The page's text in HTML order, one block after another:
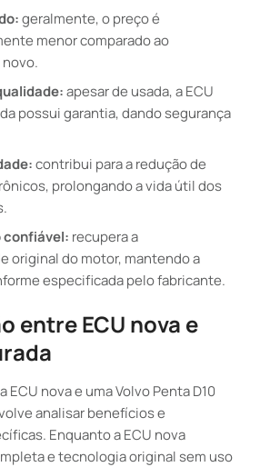
geralmente, o preço é
menor comparado ao
apesar de usada, a ECU
possui garantia, dando segurança
contribui para a redução de
prolongando a vida útil dos
confiável: recupera a
original do motor, mantendo a
especificada pelo fabricante.
entre ECU nova e
nova e uma Volvo Penta D10
analisar benefícios e
Enquanto a ECU nova
e tecnologia original sem uso